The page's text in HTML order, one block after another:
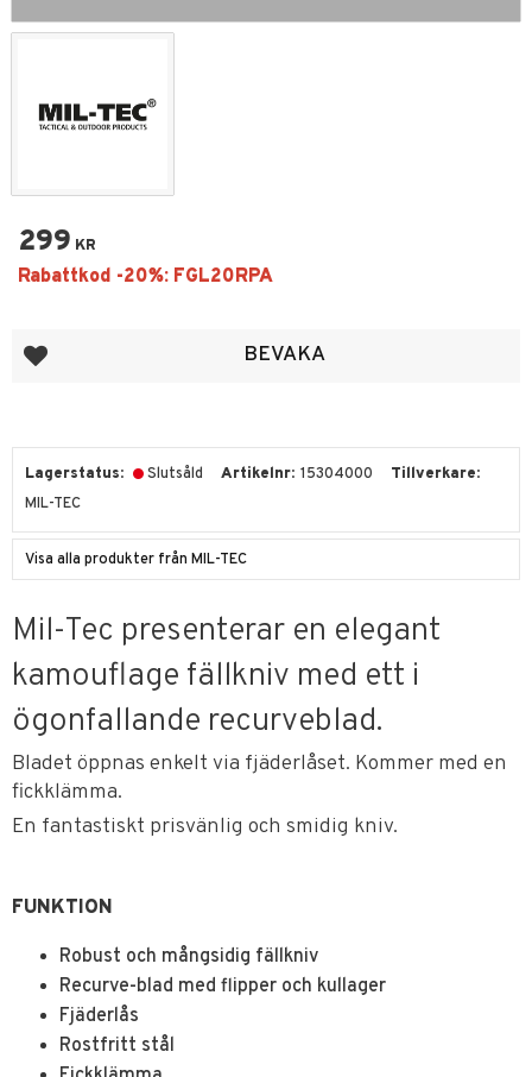
299 KR
Lägg till i favoriter BEVAKA
Lagerstatus Slutsåld Artikelnr 15304000
Tillverkare
MIL-TEC
Visa alla produkter från MIL-TEC
Mil-Tec presenterar en elegant
kamouflage fällkniv med ett i
ögonfallande recurveblad.
Bladet öppnas enkelt via fjäderlåset. Kommer med en
fickklämma.
En fantastiskt prisvänlig och smidig kniv.
FUNKTION
Robust och mångsidig fällkniv
Recurve-blad med flipper och kullager
Fjäderlås
Rostfritt stål